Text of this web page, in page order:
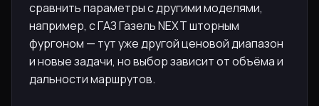
сравнить параметры с другими моделями,
например, с ГАЗ Газель NEXT шторным
фургоном — тут уже другой ценовой диапазон
и новые задачи, но выбор зависит от объёма и
дальности маршрутов.